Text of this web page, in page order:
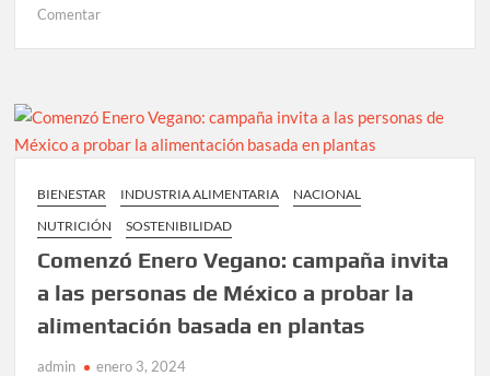
Comentaren
de
animal
daños
al
planeta,
BIENESTAR INDUSTRIA ALIMENTARIA
NACIONAL
NUTRICIÓN
SOSTENIBILIDAD
Comenzó Enero Vegano: campaña invita
a las personas de México a probar la
alimentación basada en plantas
admin enero 3, 2024